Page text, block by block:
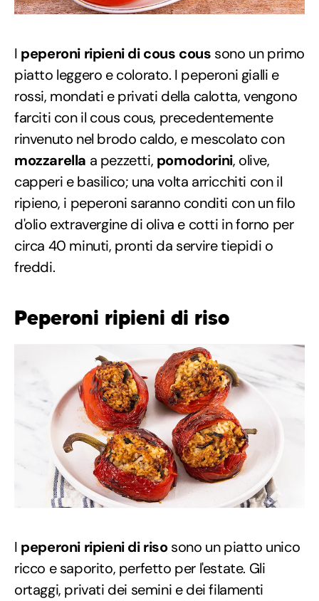
I peperoni ripieni di cous cous sono un primo
piatto leggero e colorato. I peperoni gialli e
rossi, mondati e privati della calotta, vengono
farciti con il cous cous, precedentemente
rinvenuto nel brodo caldo, e mescolato con
mozzarella a pezzetti, pomodorini, olive,
capperi e basilico; una volta arricchiti con il
ripieno, i peperoni saranno conditi con un filo
d'olio extravergine di oliva e cotti in forno per
circa 40 minuti, pronti da servire tiepidi o
freddi.
Peperoni ripieni di riso
I peperoni ripieni di risosono un piatto unico
ricco e saporito, perfetto per l'estate. Gli
ortaggi, privati dei semini e dei filamenti